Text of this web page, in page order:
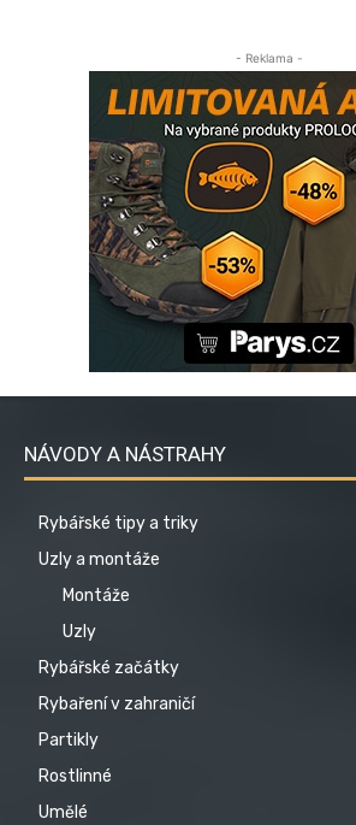
- Reklama -
NÁVODY A NÁSTRAHY
Rybářské tipy a triky
Uzly a montáže
Montáže
Uzly
Rybářské začátky
Rybaření v zahraničí
Partikly
Rostlinné
Umělé